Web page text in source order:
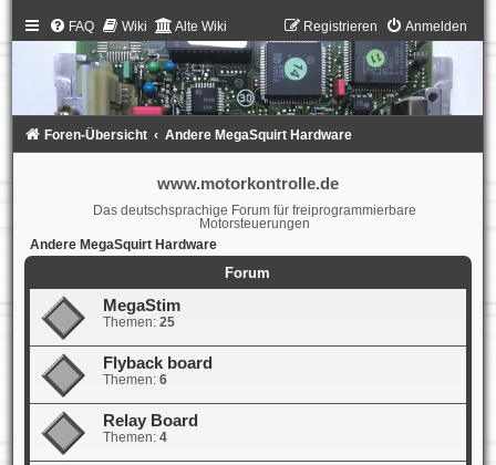
FAQ Wiki Alte Wiki Anmelden
Registrieren
Foren-Übersicht Andere MegaSquirt Hardware
www.motorkontrolle.de
Das deutschsprachige Forum für freiprogrammierbare
Motorsteuerungen
Andere MegaSquirt Hardware
Forum
MegaStim
Themen: 25
Flyback board
Themen: 6
Relay Board
Themen: 4